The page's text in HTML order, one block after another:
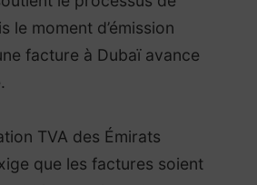
le moment d’émission
facture à Dubaï avance
TVA des Émirats
que les factures soient